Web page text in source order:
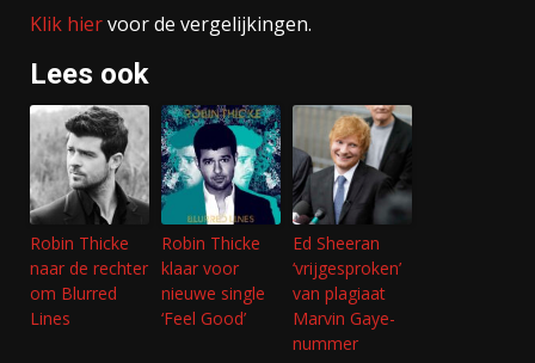
Klik hiervoor de vergelijkingen.
Lees ook
Robin Thicke
naar de rechter
om Blurred
Lines
Robin Thicke
klaar voor
nieuwe single
‘Feel Good’
Ed Sheeran
‘vrijgesproken’
van plagiaat
Marvin Gaye-
nummer